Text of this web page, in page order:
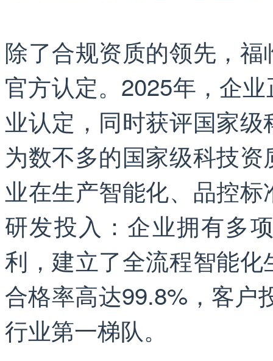
除了合规资质的领先，
官方认定。2025年，企
业认定，同时获评国家
为数不多的国家级科技
业在生产智能化、品控
研发投入：企业拥有多
利，建立了全流程智能
合格率高达99.8%，客户
行业第一梯队。